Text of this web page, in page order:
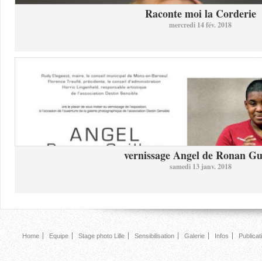
Raconte moi la Corderie
mercredi 14 fév. 2018
vernissage Angel de Ronan
samedi 13 janv. 2018
Home Equipe Stage photo Lille Sensibilisation Galerie Infos